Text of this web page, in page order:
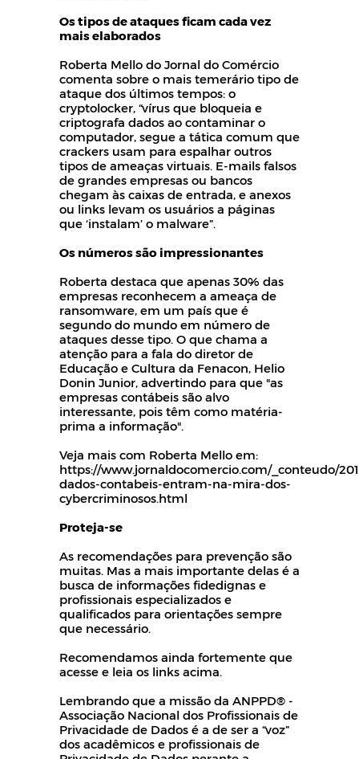
Os tipos de ataques ficam cada vez
mais elaborados
Roberta Mello do Jornal do Comércio
comenta sobre o mais temerário tipo de
ataque dos últimos tempos: o
cryptolocker, “vírus que bloqueia e
criptografa dados ao contaminar o
computador, segue a tática comum que
crackers usam para espalhar outros
tipos de ameaças virtuais. E-mails falsos
de grandes empresas ou bancos
chegam às caixas de entrada, e anexos
ou links levam os usuários a páginas
que ‘instalam’ o malware”.
Os números são impressionantes
Roberta destaca que apenas 30% das
empresas reconhecem a ameaça de
ransomware, em um país que é
segundo do mundo em número de
ataques desse tipo. O que chama a
atenção para a fala do diretor de
Educação e Cultura da Fenacon, Helio
Donin Junior, advertindo para que "as
empresas contábeis são alvo
interessante, pois têm como matéria-
prima a informação".
Veja mais com Roberta Mello em:
https://www.jornaldocomercio.com/_conteudo/
dados-contabeis-entram-na-mira-dos-
cybercriminosos.html
Proteja-se
As recomendações para prevenção são
muitas. Mas a mais importante delas é a
busca de informações fidedignas e
profissionais especializados e
qualificados para orientações sempre
que necessário.
Recomendamos ainda fortemente que
acesse e leia os links acima.
Lembrando que a missão da ANPPD® -
Associação Nacional dos Profissionais de
Privacidade de Dados é a de ser a “voz”
dos acadêmicos e profissionais de